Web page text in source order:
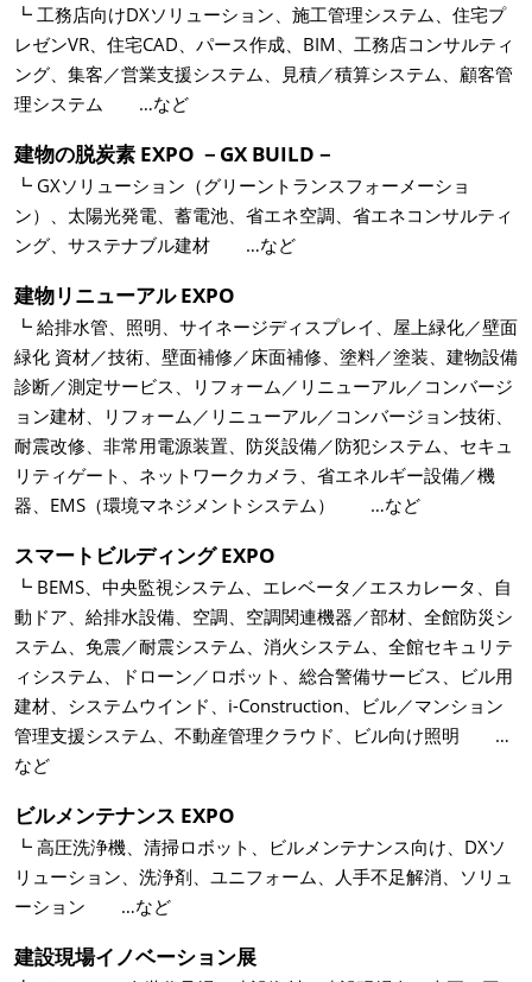
┗ 工務店向けDXソリューション、施工管理システム、住宅プ
レゼンVR、住宅CAD、パース作成、BIM、工務店コンサルティ
ング、集客／営業支援システム、見積／積算システム、顧客管
理システム …など
建物の脱炭素 EXPO －GX BUILD－
┗ GXソリューション（グリーントランスフォーメーショ
ン）、太陽光発電、蓄電池、省エネ空調、省エネコンサルティ
ング、サステナブル建材 …など
建物リニューアル EXPO
┗ 給排水管、照明、サイネージディスプレイ、屋上緑化／壁面
緑化 資材／技術、壁面補修／床面補修、塗料／塗装、建物設備
診断／測定サービス、リフォーム／リニューアル／コンバージ
ョン建材、リフォーム／リニューアル／コンバージョン技術、
耐震改修、非常用電源装置、防災設備／防犯システム、セキュ
リティゲート、ネットワークカメラ、省エネルギー設備／機
器、EMS（環境マネジメントシステム） …など
スマートビルディング EXPO
┗ BEMS、中央監視システム、エレベータ／エスカレータ、自
動ドア、給排水設備、空調、空調関連機器／部材、全館防災シ
ステム、免震／耐震システム、消火システム、全館セキュリテ
ィシステム、ドローン／ロボット、総合警備サービス、ビル用
建材、システムウインド、i-Construction、ビル／マンション
管理支援システム、不動産管理クラウド、ビル向け照明 …
など
ビルメンテナンス EXPO
┗ 高圧洗浄機、清掃ロボット、ビルメンテナンス向け、DXソ
リューション、洗浄剤、ユニフォーム、人手不足解消、ソリュ
ーション …など
建設現場イノベーション展